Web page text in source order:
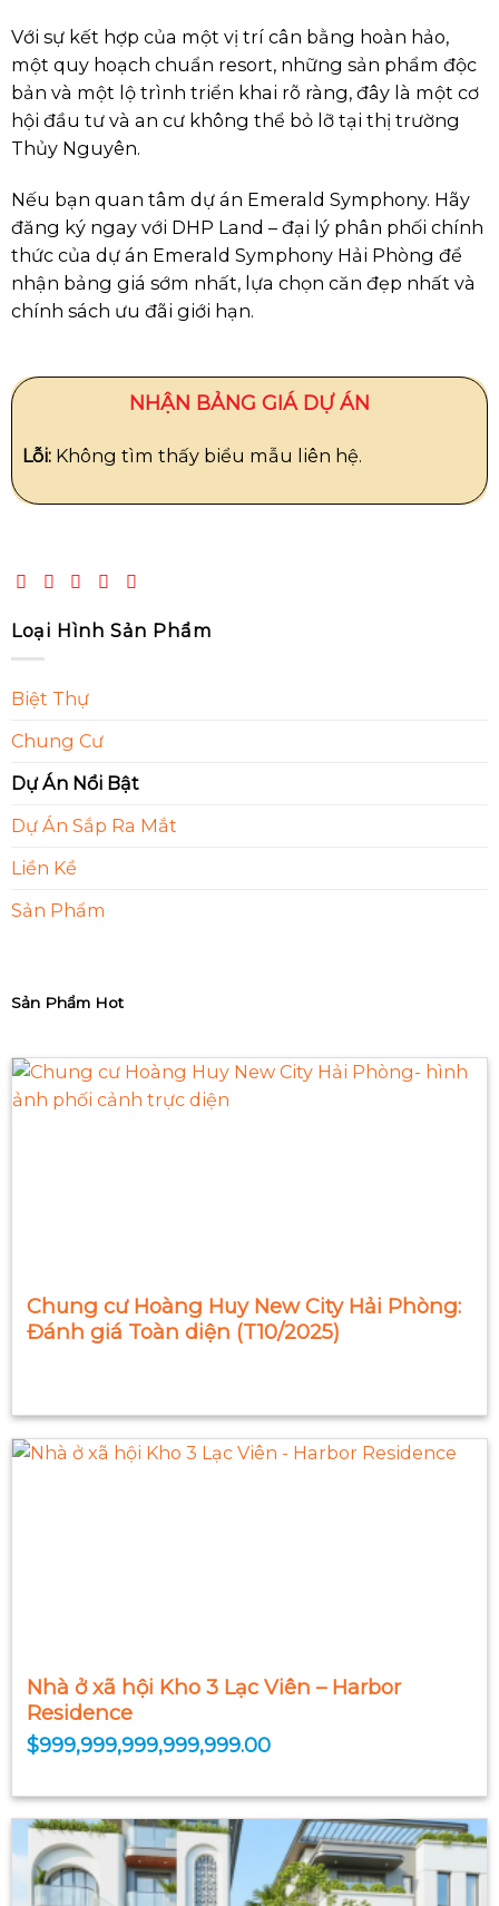
Với sự kết hợp của một vị trí cân bằng hoàn hảo,
một quy hoạch chuẩn resort, những sản phẩm độc
bản và một lộ trình triển khai rõ ràng, đây là một cơ
hội đầu tư và an cư không thể bỏ lỡ tại thị trường
Thủy Nguyên.
Nếu bạn quan tâm dự án Emerald Symphony. Hãy
đăng ký ngay với DHP Land – đại lý phân phối chính
thức của dự án Emerald Symphony Hải Phòng để
nhận bảng giá sớm nhất, lựa chọn căn đẹp nhất và
chính sách ưu đãi giới hạn.
NHẬN BẢNG GIÁ DỰ ÁN
Lỗi:Không tìm thấy biểu mẫu liên hệ.
Loại Hình Sản Phẩm
Biệt Thự
Chung Cư
Dự Án Nổi Bật
Dự Án Sắp Ra Mắt
Liền Kề
Sản Phẩm
Sản Phẩm Hot
Chung cư Hoàng Huy New City Hải Phòng:
Đánh giá Toàn diện (T10/2025)
Nhà ở xã hội Kho 3 Lạc Viên – Harbor
Residence
$999,999,999,999,999.00